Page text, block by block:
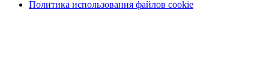
Политика использования файлов cookie